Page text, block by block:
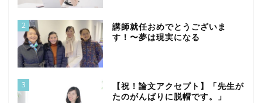
2
講師就任おめでとうございま
す！〜夢は現実になる
3
【祝！論文アクセプト】「先生が
たのがんばりに脱帽です。」